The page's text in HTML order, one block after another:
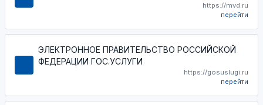
https://mvd.ru
перейти
ЭЛЕКТРОННОЕ ПРАВИТЕЛЬСТВО РОССИЙСКОЙ
ФЕДЕРАЦИИ ГОС.УСЛУГИ
https://gosuslugi.ru
перейти